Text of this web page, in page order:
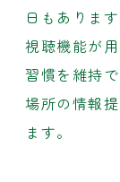
日もありま
視聴機能が
習慣を維持
場所の情報
ます。